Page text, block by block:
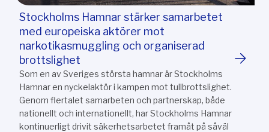
Stockholms Hamnar stärker samarbetet
med europeiska aktörer mot
narkotikasmuggling och organiserad
brottslighet
Som en av Sveriges största hamnar är Stockholms
Hamnar en nyckelaktör i kampen mot tullbrottslighet.
Genom flertalet samarbeten och partnerskap, både
nationellt och internationellt, har Stockholms Hamnar
kontinuerligt drivit säkerhetsarbetet framåt på såväl